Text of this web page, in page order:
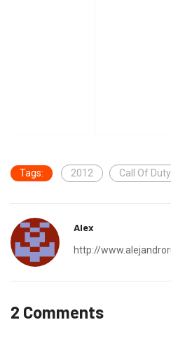
Tags: 2012 Call Of Duty
Alex
http://
2 Comments